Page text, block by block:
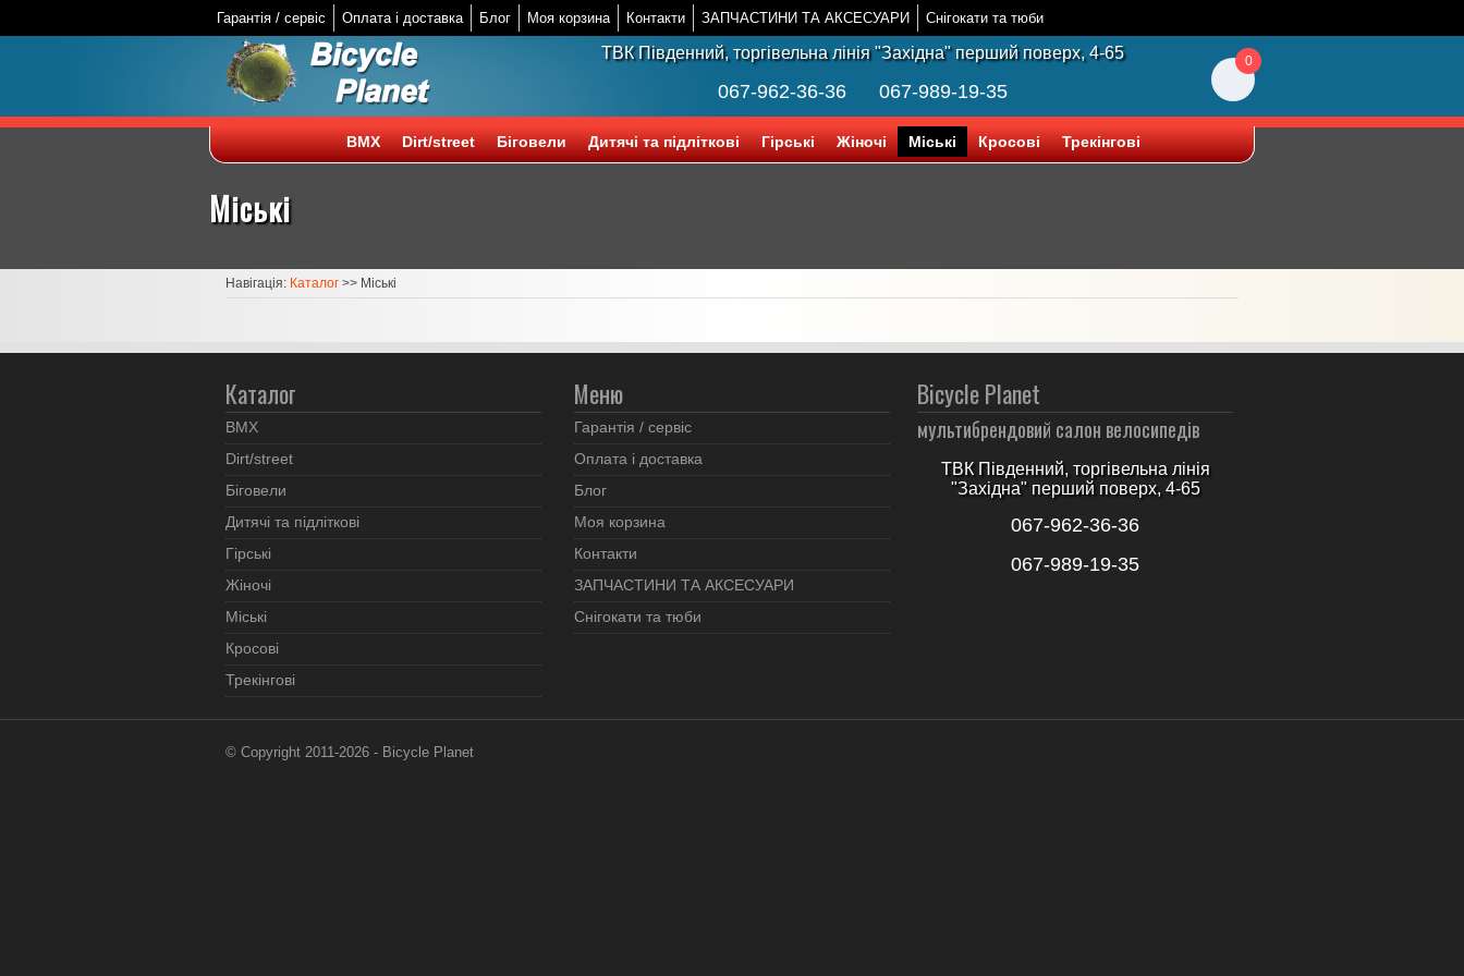
Гарантія / сервіс Оплата і доставка Блог Моя корзина Контакти ЗАПЧАСТИНИ ТА АКСЕСУАРИ Снігокати та тюби
ТВК Південний, торгівельна лінія "Західна" перший поверх, 4-65
067-962-36-36 067-989-19-35
0
BMX Dirt/street Біговели Дитячі та підліткові Гірські Жіночі Міські Кросові Трекінгові
Міські
Навігація: Каталог >> Міські
Каталог
BMX
Dirt/street
Біговели
Дитячі та підліткові
Гірські
Жіночі
Міські
Кросові
Трекінгові
Меню
Гарантія / сервіс
Оплата і доставка
Блог
Моя корзина
Контакти
ЗАПЧАСТИНИ ТА АКСЕСУАРИ
Снігокати та тюби
Bicycle Planet
мультибрендовий салон велосипедів
ТВК Південний, торгівельна лінія
"Західна" перший поверх, 4-65
067-962-36-36
067-989-19-35
© Copyright 2011-2026 - Bicycle Planet